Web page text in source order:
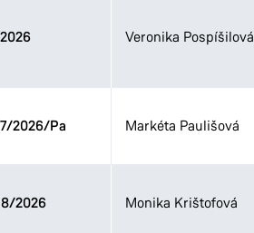
Veronika Pospíšilová
2026/Pa Markéta Paulišová
2026 Monika Krištofová